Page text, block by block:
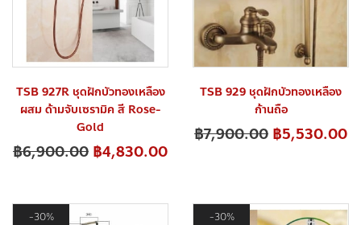
TSB 927R ชุดฝักบัวทองเหลือง
ผสม ด้ามจับเซรามิค สี Rose-
Gold
฿6,900.00 ฿4,830.00
TSB 929 ชุดฝักบัวทองเหลือง
ก้านถือ
฿7,900.00 ฿5,530.00
30% 30%